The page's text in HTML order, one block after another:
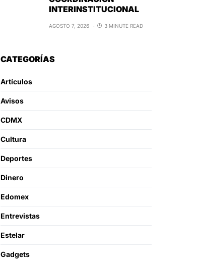
INTERINSTITUCIONAL
AGOSTO 7, 2026 3 MINUTE READ
CATEGORÍAS
Artículos
Avisos
CDMX
Cultura
Deportes
Dinero
Edomex
Entrevistas
Estelar
Gadgets